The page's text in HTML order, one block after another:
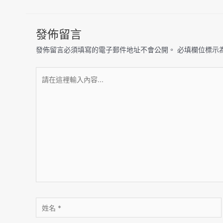
發佈留言
發佈留言必須填寫的電子郵件地址不會公開。 必填欄位標示